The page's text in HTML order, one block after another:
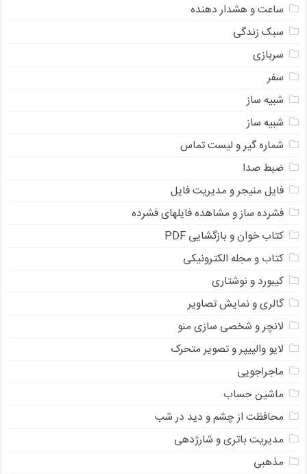
ساعت و هشدار دهنده
سبک زندگی
سربازی
سفر
شبیه ساز
شبیه ساز
شماره گیر و لیست تماس
ضبط صدا
فایل منیجر و مدیریت فایل
فشرده ساز و مشاهده فایلهای فشرده
کتاب خوان و بازگشایی PDF
کتاب و مجله الکترونیکی
کیبورد و نوشتاری
گالری و نمایش تصاویر
لانچر و شخصی سازی منو
لایو والپیپر و تصویر متحرک
ماجراجویی
ماشین حساب
محافظت از چشم و دید در شب
مدیریت باتری و شارژدهی
مذهبی